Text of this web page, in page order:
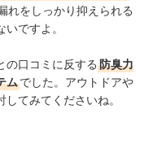
れをしっかり抑えられる
ですよ。
の口コミに反する 防臭力
ムでした。アウトドアや
てみてくださいね。